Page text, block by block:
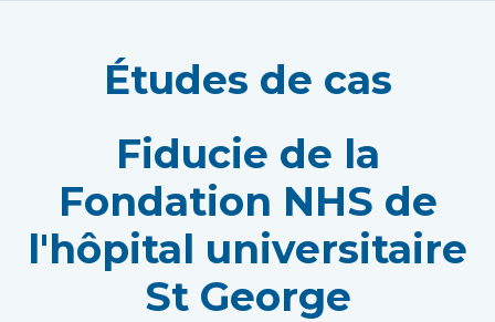
Études de cas
Fiducie de la
Fondation NHS de
l'hôpital universitaire
St George